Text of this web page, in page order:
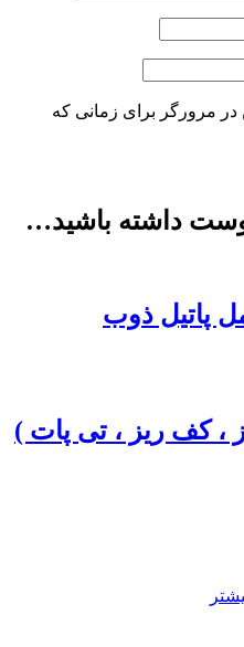
در مرورگر برای زمانی که
داشته باشید…
پاتیل ذوب
، کف ریز ، تی پات )